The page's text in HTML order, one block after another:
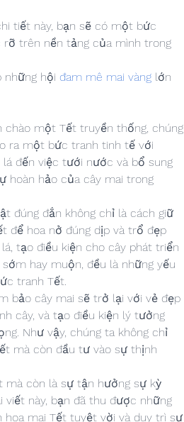
tiết này, bạn sẽ có một bức
trên nền tảng của mình trong
những hội đam mê mai vàng lớn
chào một Tết truyền thống, chúng
ra một bức tranh tinh tế với
đến việc tưới nước và bổ sung
hoàn hảo của cây mai trong
đúng đắn không chỉ là cách giữ
để hoa nở đúng dịp và trổ đẹp
tạo điều kiện cho cây phát triển
hay muộn, đều là những yếu
tranh Tết.
bảo cây mai sẽ trở lại với vẻ đẹp
cây, và tạo điều kiện lý tưởng
Như vậy, chúng ta không chỉ
mà còn đầu tư vào sự thịnh
mà còn là sự tận hưởng sự kỳ
viết này, bạn đã thu được những
mai Tết tuyệt vời và duy trì sự